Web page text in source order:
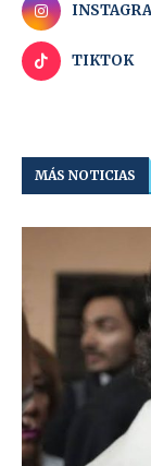
TIKTOK
MÁS NOTICIAS